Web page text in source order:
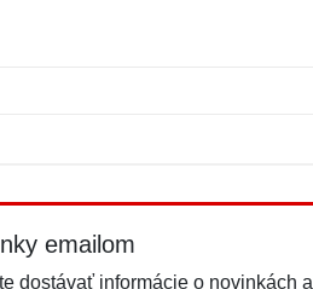
emailom
dostávať informácie o novinkách a